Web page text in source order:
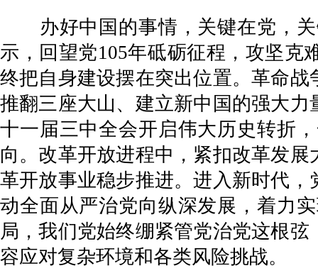
办好中国的事情，关键在党，关
示，回望党105年砥砺征程，攻坚克
终把自身建设摆在突出位置。革命
推翻三座大山、建立新中国的强大
十一届三中全会开启伟大历史转折
向。改革开放进程中，紧扣改革发
革开放事业稳步推进。进入新时代
动全面从严治党向纵深发展，着力
局，我们党始终绷紧管党治党这根
容应对复杂环境和各类风险挑战。